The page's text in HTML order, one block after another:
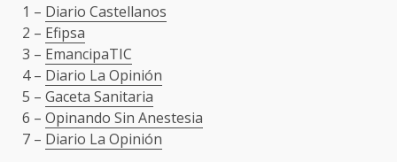
1 – Diario Castellanos
2 – Efipsa
3 – EmancipaTIC
4 – Diario La Opinión
5 – Gaceta Sanitaria
6 – Opinando Sin Anestesia
7 – Diario La Opinión